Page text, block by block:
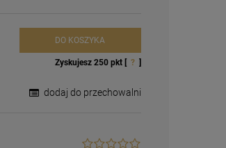
DO KOSZYKA
Zyskujesz 250pkt [ ? ]
dodaj do przechowalni